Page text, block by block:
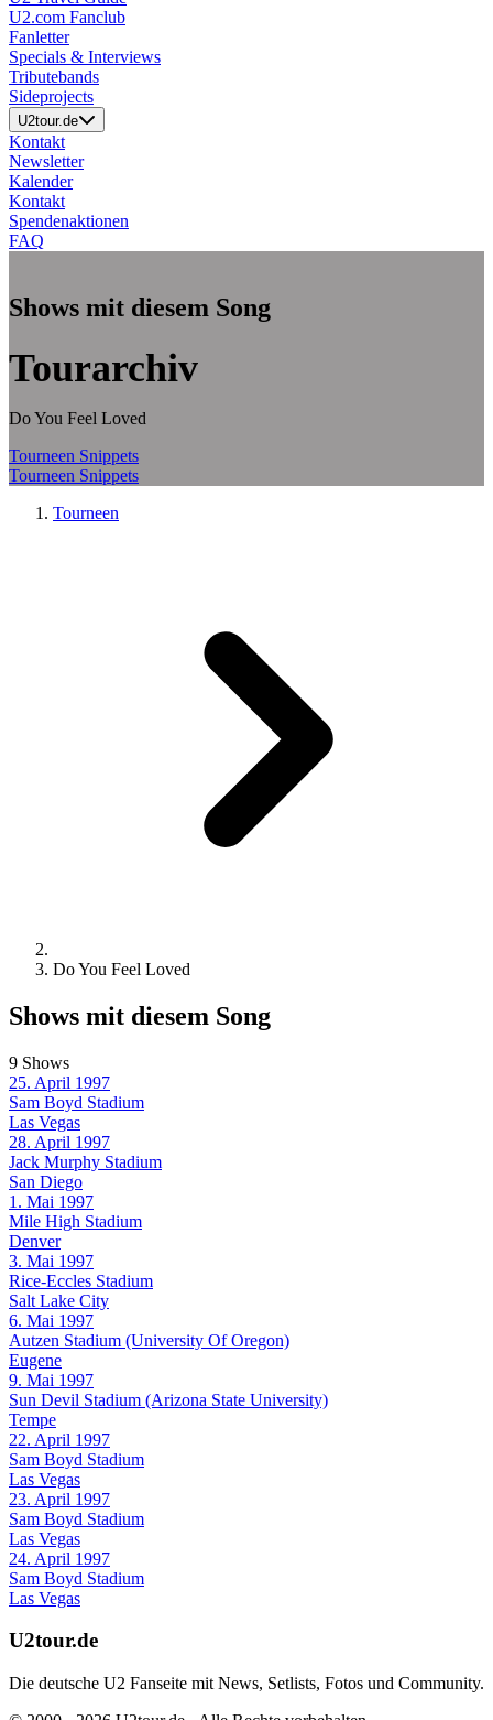
U2.com Fanclub
Fanletter
Specials & Interviews
Tributebands
Sideprojects
U2tour.de
Kontakt
Newsletter
Kalender
Kontakt
Spendenaktionen
FAQ
Shows mit diesem Song
Tourarchiv
Do You Feel Loved
Tourneen Snippets
Tourneen Snippets
Tourneen
Do You Feel Loved
Shows mit diesem Song
9 Shows
25. April 1997
Sam Boyd Stadium
Las Vegas
28. April 1997
Jack Murphy Stadium
San Diego
1. Mai 1997
Mile High Stadium
Denver
3. Mai 1997
Rice-Eccles Stadium
Salt Lake City
6. Mai 1997
Autzen Stadium (University Of Oregon)
Eugene
9. Mai 1997
Sun Devil Stadium (Arizona State University)
Tempe
22. April 1997
Sam Boyd Stadium
Las Vegas
23. April 1997
Sam Boyd Stadium
Las Vegas
24. April 1997
Sam Boyd Stadium
Las Vegas
U2tour.de
Die deutsche U2 Fanseite mit News, Setlists, Fotos und Community.